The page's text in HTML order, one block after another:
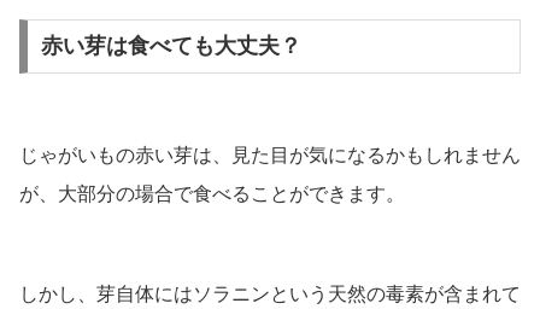
赤い芽は食べても大丈夫？
じゃがいもの赤い芽は、見た目が気になるかもしれません
が、大部分の場合で食べることができます。
しかし、芽自体にはソラニンという天然の毒素が含まれて